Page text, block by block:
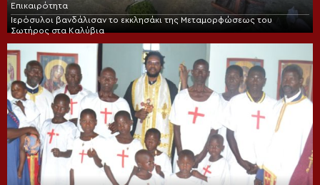
Επικαιρότητα
Ιερόσυλοι βανδάλισαν το εκκλησάκι της Μεταμορφώσεως του
Σωτήρος στα Καλύβια